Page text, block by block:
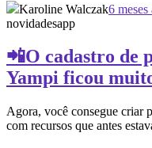
Karoline Walczak6 meses
novidadesapp
📲O cadastro de
Yampi ficou
Agora, você consegue criar
com recursos que antes